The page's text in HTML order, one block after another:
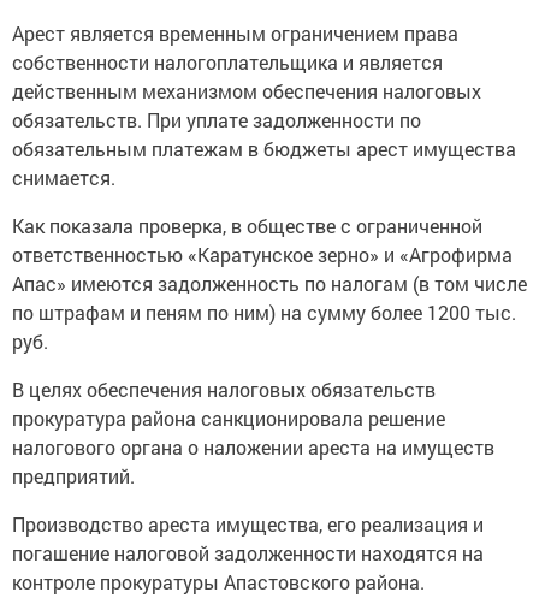
Арест является временным ограничением права
собственности налогоплательщика и является
действенным механизмом обеспечения налоговых
обязательств. При уплате задолженности по
обязательным платежам в бюджеты арест имущества
снимается.
Как показала проверка, в обществе с ограниченной
ответственностью «Каратунское зерно» и «Агрофирма
Апас» имеются задолженность по налогам (в том числе
по штрафам и пеням по ним) на сумму более 1200 тыс.
руб.
В целях обеспечения налоговых обязательств
прокуратура района санкционировала решение
налогового органа о наложении ареста на имуществ
предприятий.
Производство ареста имущества, его реализация и
погашение налоговой задолженности находятся на
контроле прокуратуры Апастовского района.